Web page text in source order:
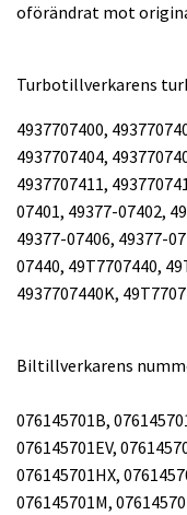
oförändrat mot
Turbotillverkarens
4937707400,
4937707404,
4937707411,
07401, 49377-07402,
49377-07406, 49377-
07440, 49T7707440,
4937707440K,
Biltillverkarens
076145701B,
076145701EV,
076145701HX,
076145701M,